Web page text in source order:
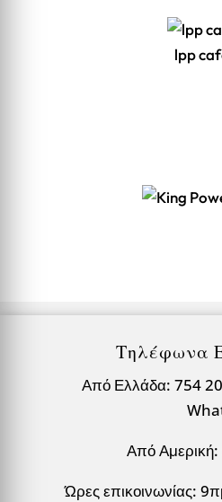
lpp
Τηλέφωνα
Από Ελλάδα: 754
Από Αμερική:
Ώρες επικοινωνίας: